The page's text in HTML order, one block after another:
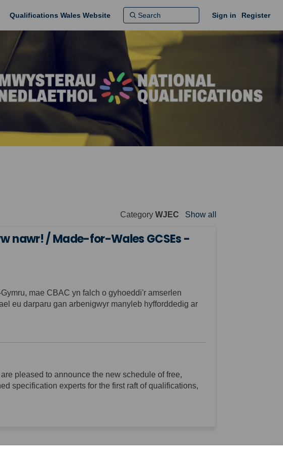
Qualifications Wales Website Sign in Register
CategoryWJEC Show all
nawr! / Made-for-Wales GCSEs -
mae CBAC yn falch o gyhoeddi'r amserlen
eu darparu gan arbenigwyr manyleb hyfforddedig ar
link)
pleased to announce the new schedule of free,
specification experts for the first raft of qualifications,
link)